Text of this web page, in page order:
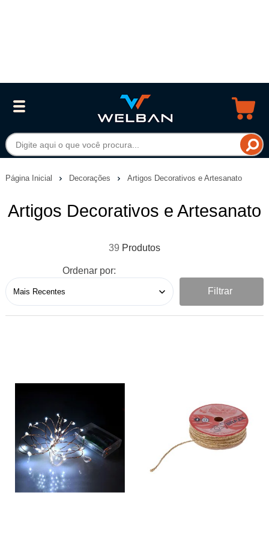
Página Inicial Decorações Artigos Decorativos e Artesanato
Artigos Decorativos e Artesanato
39
Ordenar por:
Filtrar